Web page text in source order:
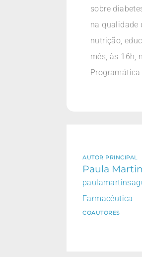
sobre
na qualidade
nutrição,
mês, às 16h,
Programática
AUTOR PRINCIPAL
Paula
Farmacêutica
COAUTORES